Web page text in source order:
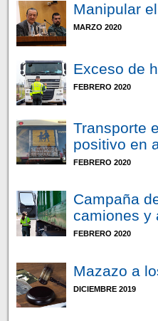
Manipular
MARZO 2020
Exceso de
FEBRERO 2020
Transporte
positivo en
FEBRERO 2020
Campaña
camiones y
FEBRERO 2020
Mazazo a
DICIEMBRE 2019